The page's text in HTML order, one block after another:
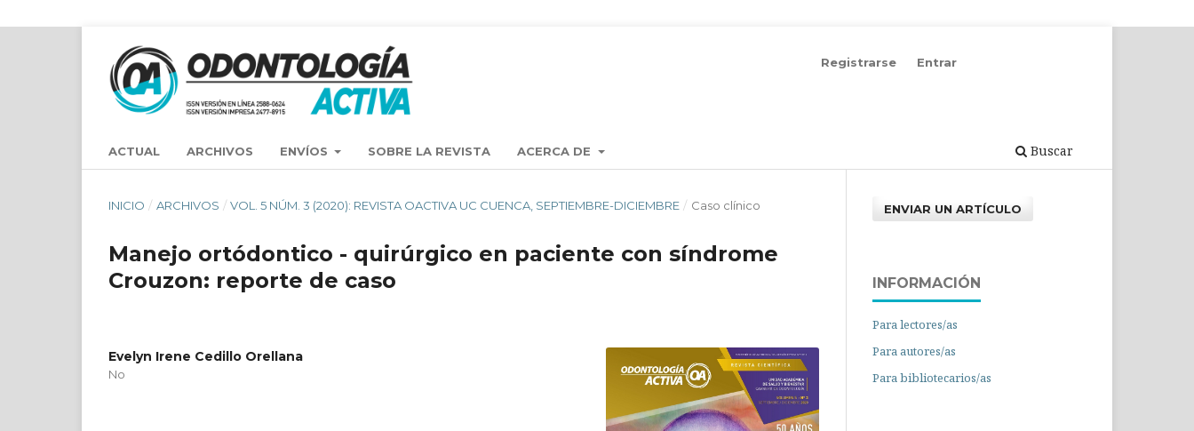
ACTUAL ARCHIVOS ENVÍOS SOBRE LA REVISTA ACERCA DE Buscar
Registrarse Entrar
INICIO / ARCHIVOS / VOL. 5 NÚM. 3 (2020): REVISTA OACTIVA UC CUENCA, SEPTIEMBRE-DICIEMBRE / Caso clínico
Manejo ortódontico - quirúrgico en paciente con síndrome
Crouzon: reporte de caso
Evelyn Irene Cedillo Orellana
No
ENVIAR UN ARTÍCULO
INFORMACIÓN
Para lectores/as
Para autores/as
Para bibliotecarios/as